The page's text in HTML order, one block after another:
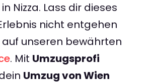
Nizza. Lass dir dieses
nicht entgehen
unseren bewährten
. Mit Umzugsprofi
Umzug von Wien